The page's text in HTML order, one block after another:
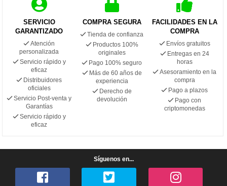
SERVICIO
GARANTIZADO
Atención
personalizada
Servicio rápido y
eficaz
Distribuidores
oficiales
Servicio Post-venta y
Garantías
Servicio rápido y
eficaz
COMPRA SEGURA
Tienda de confianza
Productos 100%
originales
Pago 100% seguro
Más de 60 años de
experiencia
Derecho de
devolución
FACILIDADES EN LA
COMPRA
Envíos gratuitos
Entregas en 24
horas
Asesoramiento en la
compra
Pago a plazos
Pago con
criptomonedas
Síguenos en...